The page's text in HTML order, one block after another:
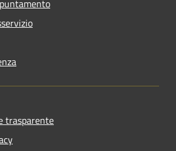
trasparente